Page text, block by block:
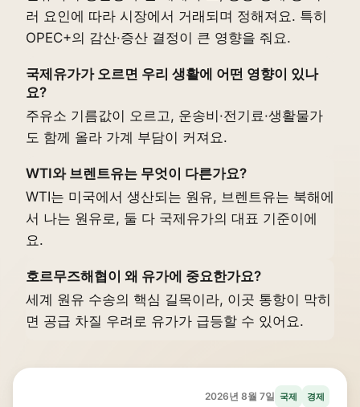
러 요인에 따라 시장에서 거래되며 정해져요. 특히
OPEC+의 감산·증산 결정이 큰 영향을 줘요.
국제유가가 오르면 우리 생활에 어떤 영향이 있나
요?
주유소 기름값이 오르고, 운송비·전기료·생활물가
도 함께 올라 가계 부담이 커져요.
WTI와 브렌트유는 무엇이 다른가요?
WTI는 미국에서 생산되는 원유, 브렌트유는 북해에
서 나는 원유로, 둘 다 국제유가의 대표 기준이에
요.
호르무즈해협이 왜 유가에 중요한가요?
세계 원유 수송의 핵심 길목이라, 이곳 통항이 막히
면 공급 차질 우려로 유가가 급등할 수 있어요.
2026년 8월 7일 국제 경제